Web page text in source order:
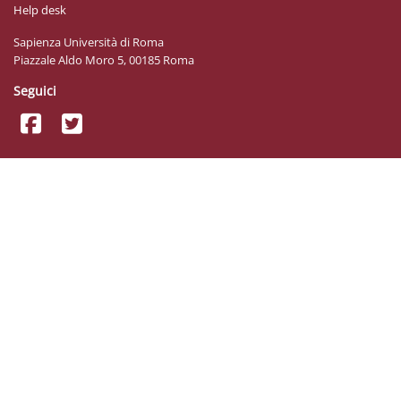
Help desk
Sapienza Università di Roma
Piazzale Aldo Moro 5, 00185 Roma
Seguici